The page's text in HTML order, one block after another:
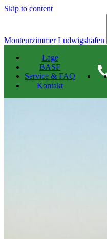
Skip to content
Monteurzimmer Ludwigshafen
Lage
BASF
Service & FAQ
Kontakt